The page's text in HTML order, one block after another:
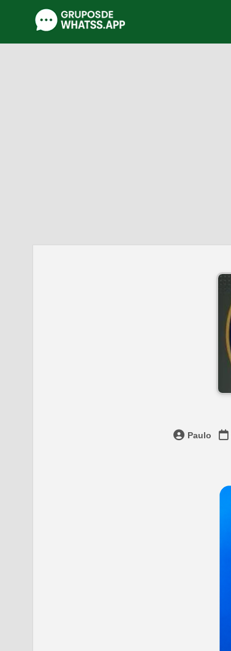
Paulo